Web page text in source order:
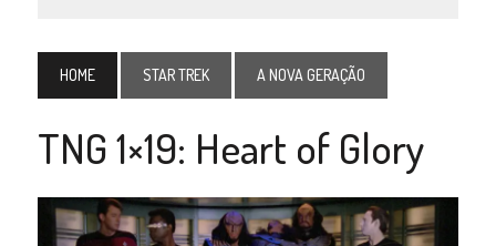
HOME STAR TREK A NOVA GERAÇÃO
TNG 1×19: Heart of Glory